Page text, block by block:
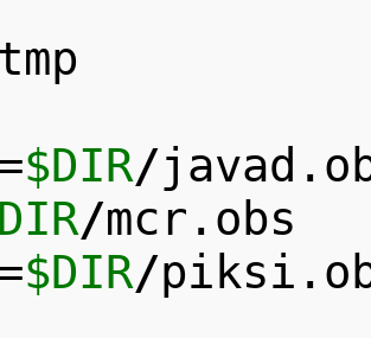
tmp
$DIR/
/mcr.obs
$DIR/